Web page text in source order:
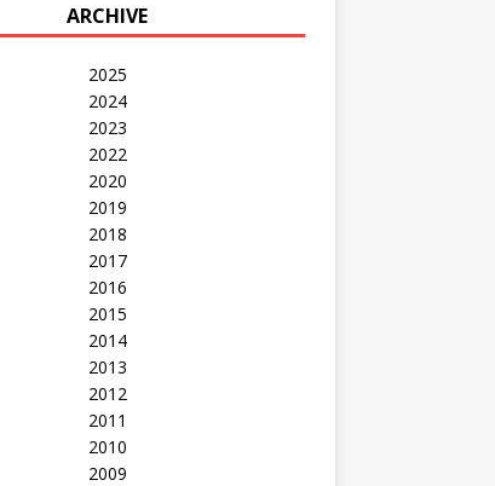
ARCHIVE
2025
2024
2023
2022
2020
2019
2018
2017
2016
2015
2014
2013
2012
2011
2010
2009